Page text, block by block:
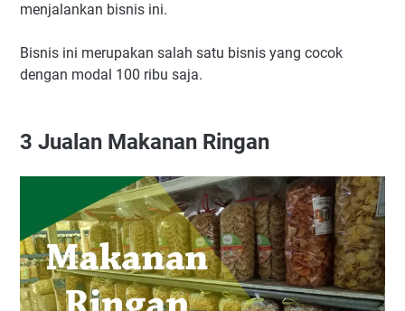
menjalankan bisnis ini.
Bisnis ini merupakan salah satu bisnis yang cocok
dengan modal 100 ribu saja.
3 Jualan Makanan Ringan